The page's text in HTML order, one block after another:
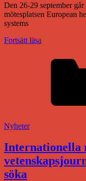
Den 26-29 september
mötesplatsen European
systems
Fortsätt läsa
Nyheter
Internationella
söka